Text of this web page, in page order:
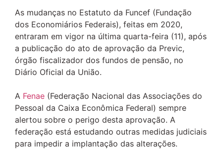
As mudanças no Estatuto da Funcef (Fundação
dos Economiários Federais), feitas em 2020,
entraram em vigor na última quarta-feira (11), após
a publicação do ato de aprovação da Previc,
órgão fiscalizador dos fundos de pensão, no
Diário Oficial da União.
A Fenae (Federação Nacional das Associações do
Pessoal da Caixa Econômica Federal) sempre
alertou sobre o perigo desta aprovação. A
federação está estudando outras medidas judiciais
para impedir a implantação das alterações.